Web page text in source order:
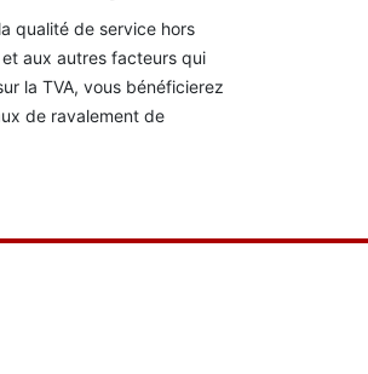
qualité de service hors
aux autres facteurs qui
la TVA, vous bénéficierez
de ravalement de